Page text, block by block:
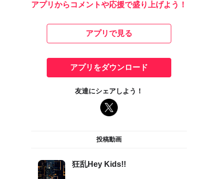
アプリからコメントや応援で盛り上げよう！
アプリで見る
アプリをダウンロード
友達にシェアしよう！
投稿動画
狂乱Hey Kids!!